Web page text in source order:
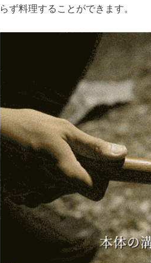
らず料理することができます。